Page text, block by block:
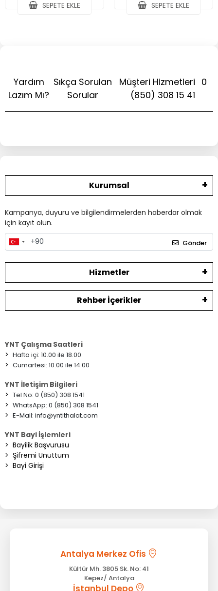
SEPETE EKLE SEPETE EKLE
Yardım
Lazım Mı?
Sıkça Sorulan
Sorular
Müşteri Hizmetleri 0
(850) 308 15 41
Kurumsal
Kampanya, duyuru ve bilgilendirmelerden haberdar olmak
için kayıt olun.
Gönder
Hizmetler
Rehber İçerikler
YNT Çalışma Saatleri
> Hafta içi: 10.00 ile 18.00
> Cumartesi: 10.00 ile 14.00
YNT İletişim Bilgileri
> Tel No: 0 (850) 308 1541
> WhatsApp: 0 (850) 308 1541
> E-Mail: info@yntithalat.com
YNT Bayi İşlemleri
> Bayilik Başvurusu
> Şifremi Unuttum
> Bayi Girişi
Antalya Merkez Ofis
Kültür Mh. 3805 Sk. No: 41
Kepez/ Antalya
İstanbul Depo